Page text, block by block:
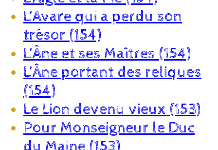
L’Avare qui a perdu son
trésor (154)
L’Âne et ses Maîtres (154)
L’Âne portant des reliques
(154)
Le Lion devenu vieux (153)
Pour Monseigneur le Duc